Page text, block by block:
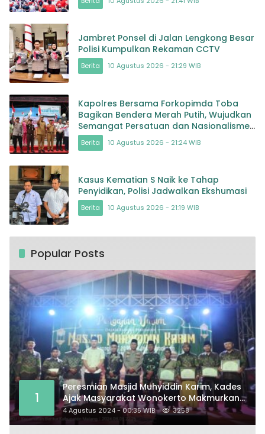
Cenderawasih
Jambret Ponsel di Jalan Lengkong Besar
Polisi Kumpulkan Rekaman CCTV
Berita 10 Agustus 2026 - 21:29 WIB
Kapolres Bersama Forkopimda Toba
Bagikan Bendera Merah Putih, Wujudkan
Semangat Persatuan dan Nasionalisme
di Masyarakat
Berita 10 Agustus 2026 - 21:24 WIB
Kasus Kematian S Naik ke Tahap
Penyidikan, Polisi Jadwalkan Ekshumasi
Berita 10 Agustus 2026 - 21:19 WIB
Popular Posts
1
Peresmian Masjid Muhyiddin Karim, Kades
Ajak Masyarakat Wonokerto Makmurkan
Masjid
4 Agustus 2024 - 00:35 WIB 3258